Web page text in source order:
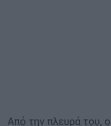
Από την πλευρά του,